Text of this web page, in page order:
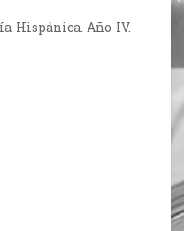
Hispánica. Año IV.